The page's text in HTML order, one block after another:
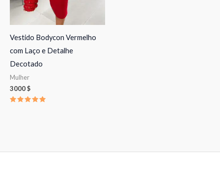
Vestido Bodycon Vermelho
com Laço e Detalhe
Decotado
Mulher
3000$